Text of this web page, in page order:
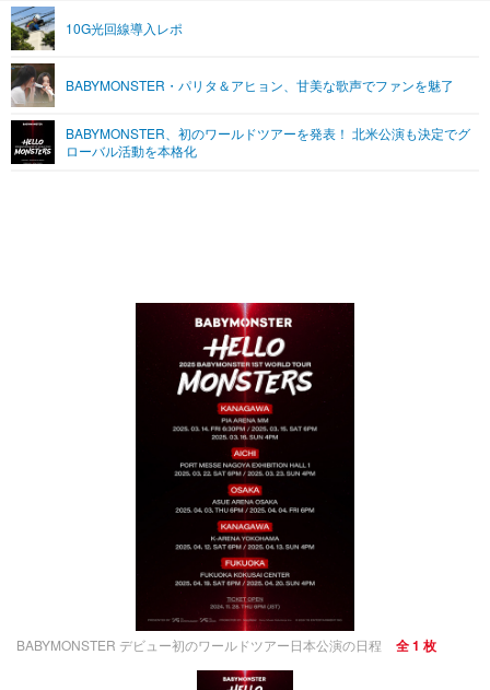
音楽
ペット
プッシュ通知の停止方法
10G光回線導入レポ
BABYMONSTER・パリタ＆アヒョン、甘美な歌声でファンを魅了
BABYMONSTER、初のワールドツアーを発表！ 北米公演も決定でグ
ローバル活動を本格化
BABYMONSTER デビュー初のワールドツアー日本公演の日程 全 1 枚